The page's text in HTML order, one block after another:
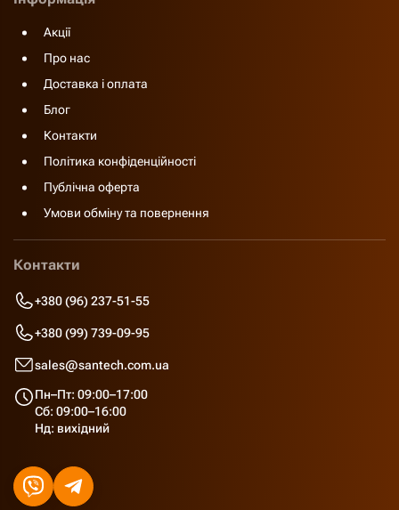
Акції
Про нас
Доставка і оплата
Блог
Контакти
Політика конфіденційності
Публічна оферта
Умови обміну та повернення
Контакти
+380 (96) 237-51-55
+380 (99) 739-09-95
sales@santech.com.ua
Пн–Пт: 09:00–17:00
Сб: 09:00–16:00
Нд: вихідний